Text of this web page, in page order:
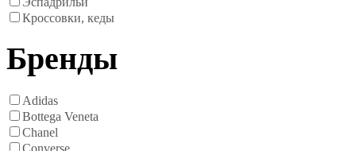
Кроссовки, кеды
Бренды
Adidas
Bottega Veneta
Chanel
Converse